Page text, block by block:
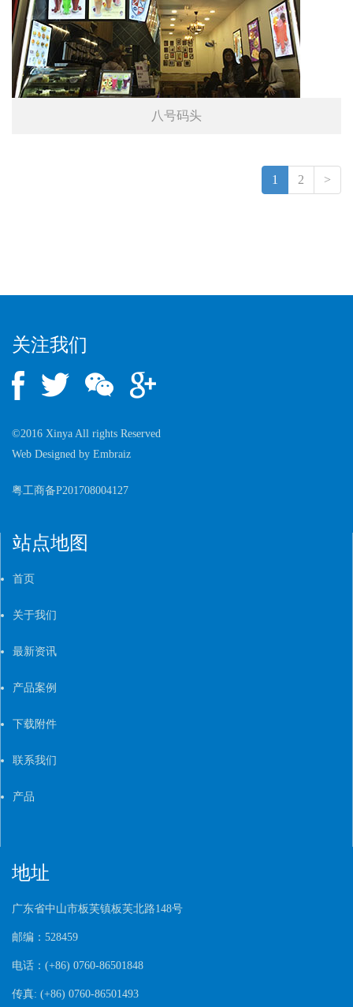
八号码头
1 2 >
关注我们
©2016 Xinya All rights Reserved
Web Designed by Embraiz
粤工商备P201708004127
站点地图
首页
关于我们
最新资讯
产品案例
下载附件
联系我们
产品
地址
广东省中山市板芙镇板芙北路148号
邮编： 528459
电话： (+86) 0760-86501848
传真: (+86) 0760-86501493